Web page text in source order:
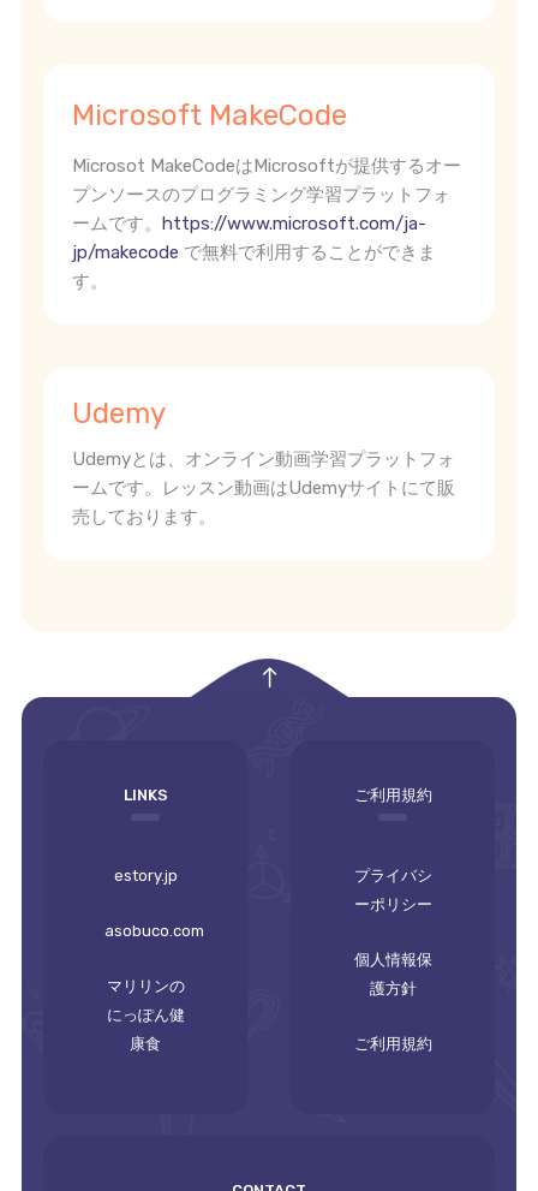
Microsoft MakeCode
Microsot MakeCodeはMicrosoftが提供するオー
プンソースのプログラミング学習プラットフォ
ームです。 https://www.microsoft.com/ja-
jp/makecode で無料で利用することができま
す。
Udemy
Udemyとは、オンライン動画学習プラットフォ
ームです。レッスン動画はUdemyサイトにて販
売しております。
LINKS
estory.jp
asobuco.com
マリリンの
にっぽん健
康食
ご利用規約
プライバシ
ーポリシー
個人情報保
護方針
ご利用規約